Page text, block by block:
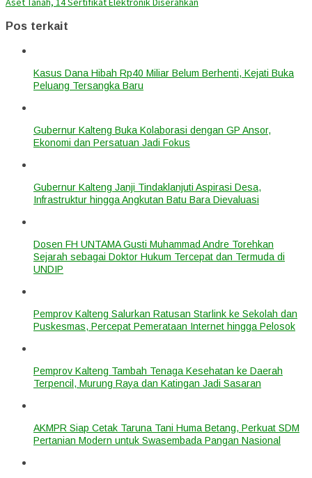
Pos terkait
Kasus Dana Hibah Rp40 Miliar Belum Berhenti, Kejati Buka
Peluang Tersangka Baru
Gubernur Kalteng Buka Kolaborasi dengan GP Ansor,
Ekonomi dan Persatuan Jadi Fokus
Gubernur Kalteng Janji Tindaklanjuti Aspirasi Desa,
Infrastruktur hingga Angkutan Batu Bara Dievaluasi
Dosen FH UNTAMA Gusti Muhammad Andre Torehkan
Sejarah sebagai Doktor Hukum Tercepat dan Termuda di
UNDIP
Pemprov Kalteng Salurkan Ratusan Starlink ke Sekolah dan
Puskesmas, Percepat Pemerataan Internet hingga Pelosok
Pemprov Kalteng Tambah Tenaga Kesehatan ke Daerah
Terpencil, Murung Raya dan Katingan Jadi Sasaran
AKMPR Siap Cetak Taruna Tani Huma Betang, Perkuat SDM
Pertanian Modern untuk Swasembada Pangan Nasional